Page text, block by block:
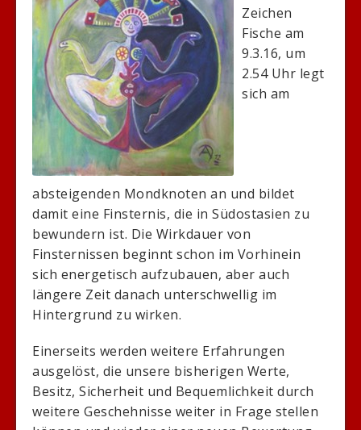
Zeichen
Fische am
9.3.16, um
2.54 Uhr legt
sich am
absteigenden Mondknoten an und bildet
damit eine Finsternis, die in Südostasien zu
bewundern ist. Die Wirkdauer von
Finsternissen beginnt schon im Vorhinein
sich energetisch aufzubauen, aber auch
längere Zeit danach unterschwellig im
Hintergrund zu wirken.
Einerseits werden weitere Erfahrungen
ausgelöst, die unsere bisherigen Werte,
Besitz, Sicherheit und Bequemlichkeit durch
weitere Geschehnisse weiter in Frage stellen